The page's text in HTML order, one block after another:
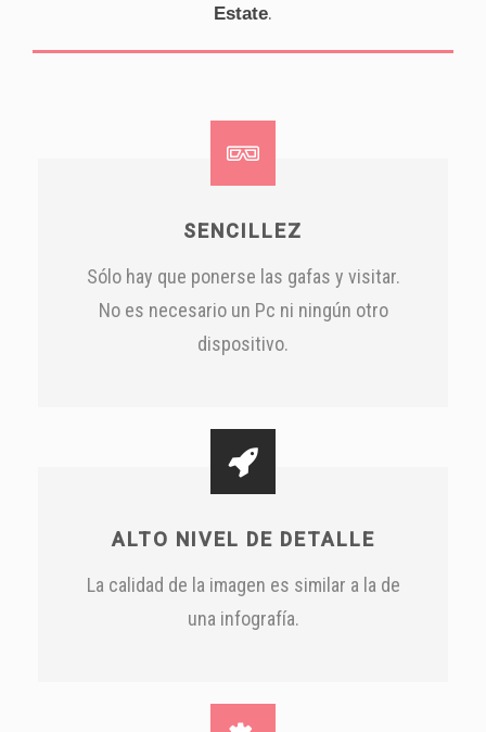
Estate.
SENCILLEZ
Sólo hay que ponerse las gafas y visitar.
No es necesario un Pc ni ningún otro
dispositivo.
ALTO NIVEL DE DETALLE
La calidad de la imagen es similar a la de
una infografía.